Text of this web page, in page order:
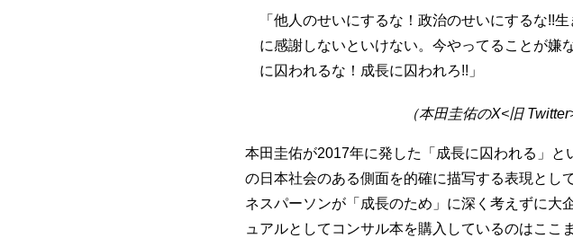
「他人のせいにするな！政治のせいにするな!!
に感謝しないといけない。今やってることが嫌
に囚われるな！成長に囚われろ!!」
（本田圭佑のX<旧
本田圭佑が2017年に発した「成長に囚われる」と
の日本社会のある側面を的確に描写する表現とし
ネスパーソンが「成長のため」に深く考えずに大
ュアルとしてコンサル本を購入しているのはここ